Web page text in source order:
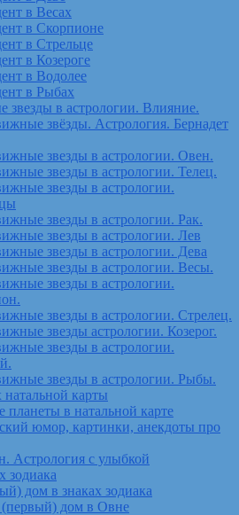
в Весах
в Скорпионе
в Стрельце
в Козероге
в Водолее
в Рыбах
звезды в астрологии. Влияние.
звёзды. Астрология. Бернадет
звезды в астрологии. Овен.
звезды в астрологии. Телец.
звезды в астрологии.
звезды в астрологии. Рак.
звезды в астрологии. Лев
звезды в астрологии. Дева
звезды в астрологии. Весы.
звезды в астрологии.
звезды в астрологии. Стрелец.
звезды астрологии. Козерог.
звезды в астрологии.
звезды в астрологии. Рыбы.
карты
планеты в натальной карте
юмор, картинки, анекдоты про
Астрология с улыбкой
зодиака
дом в знаках зодиака
(первый) дом в Овне